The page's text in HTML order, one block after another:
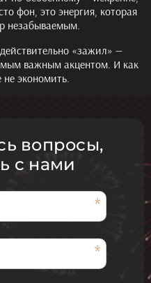
фон, это энергия, которая
незабываемым.
«зажил» —
важным акцентом. И как
не экономить.
вопросы,
с нами